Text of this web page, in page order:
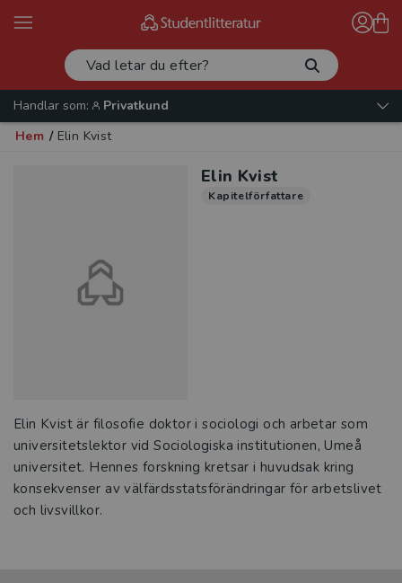
Handlar som:
Privatkund
Hem / Elin Kvist
Elin Kvist
Kapitelförfattare
Elin Kvist är filosofie doktor i sociologi och arbetar som
universitetslektor vid Sociologiska institutionen, Umeå
universitet. Hennes forskning kretsar i huvudsak kring
konsekvenser av välfärdsstatsförändringar för arbetslivet
och livsvillkor.